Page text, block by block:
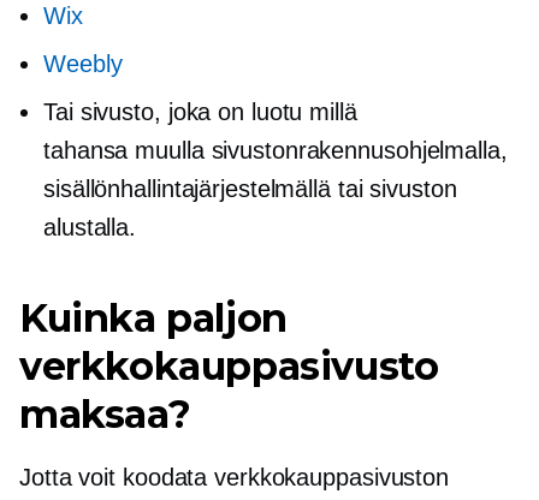
Wix
Weebly
Tai sivusto, joka on luotu millä
tahansa muulla sivustonrakennusohjelmalla,
sisällönhallintajärjestelmällä tai sivuston
alustalla.
Kuinka paljon
verkkokauppasivusto
maksaa?
Jotta voit koodata verkkokauppasivuston